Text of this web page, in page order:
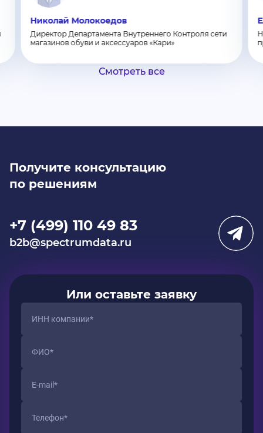
Николай Молокоедов
Директор Департамента Внутреннего Контроля сети
магазинов обуви и аксессуаров «Кари»
Смотреть все
Получите консультацию
по решениям
+7 (499) 110 49 83
b2b@spectrumdata.ru
Или оставьте заявку